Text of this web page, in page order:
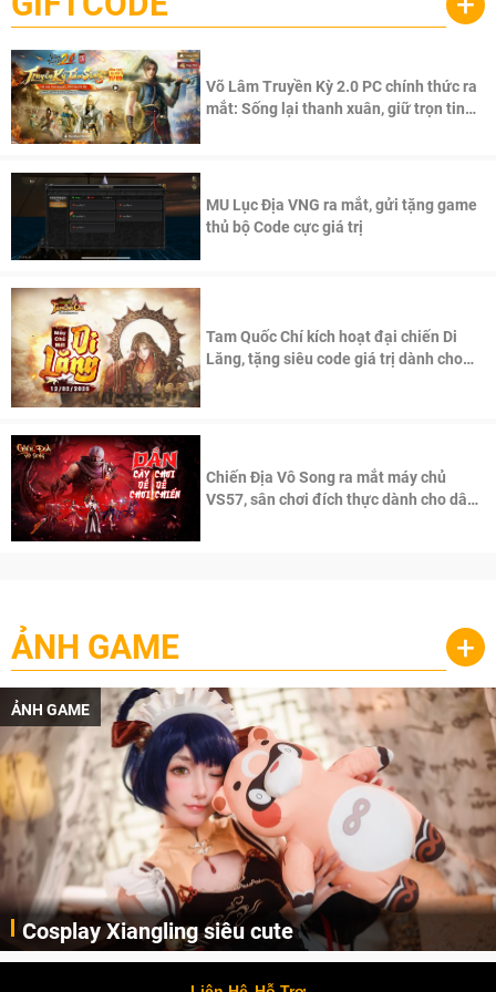
Võ Lâm Truyền Kỳ 2.0 PC chính thức ra
mắt: Sống lại thanh xuân, giữ trọn tinh
MU Lục Địa VNG ra mắt, gửi tặng game
thủ bộ Code cực giá trị
Tam Quốc Chí kích hoạt đại chiến Di
Lăng, tặng siêu code giá trị dành cho
Chiến Địa Vô Song ra mắt máy chủ
VS57, sân chơi đích thực dành cho dân
ẢNH GAME +
ẢNH GAME
Cosplay Xiangling siêu cute
Cùng thưởng thức những hình ảnh cosplay Xiangling trong Genshin Impact siêu dễ thương của người dùng Weibo "阿包也是兔娘"